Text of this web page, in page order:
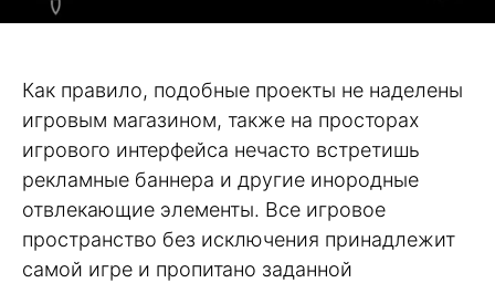
Как правило, подобные проекты не наделены
игровым магазином, также на просторах
игрового интерфейса нечасто встретишь
рекламные баннера и другие инородные
отвлекающие элементы. Все игровое
пространство без исключения принадлежит
самой игре и пропитано заданной